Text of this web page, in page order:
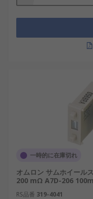
一時的に在庫切れ
オムロン サムホイール
200 mΩ A7D-206
RS品番 319-4041